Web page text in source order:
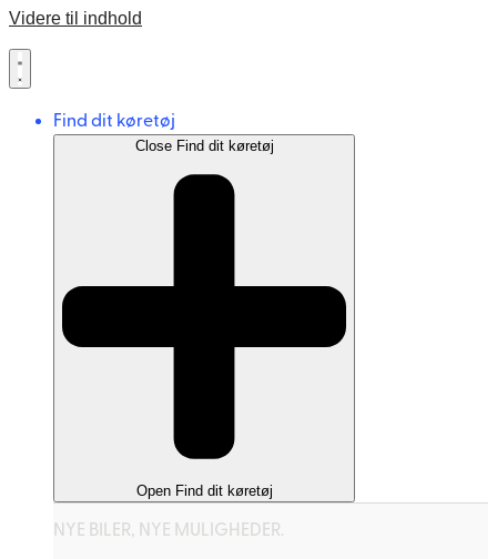
Videre til indhold
Find dit køretøj
Close Find dit køretøj
Open Find dit køretøj
NYE BILER, NYE MULIGHEDER.